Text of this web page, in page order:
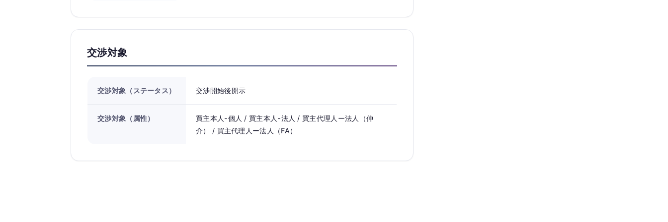
交渉対象
交渉対象（ステータス） 交渉開始後開示
交渉対象（属性）
買主本人-個人 / 買主本人-法人 / 買主代理人ー法人（仲
介） / 買主代理人ー法人（FA）